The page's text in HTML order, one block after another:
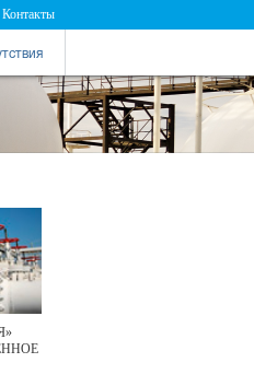
Контакты